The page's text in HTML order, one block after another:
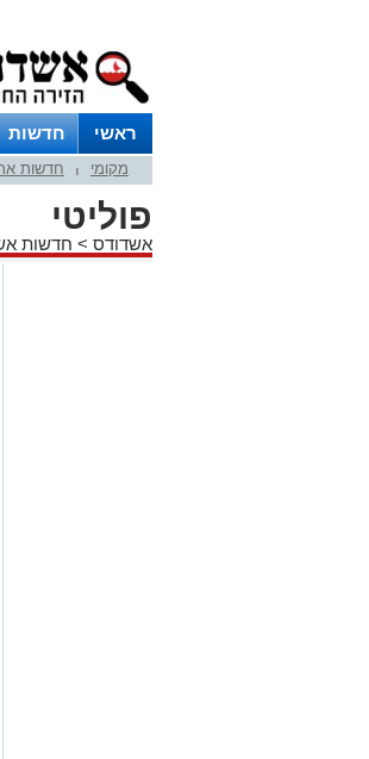
ראשי חדשות
מקומי חדשות
פוליטי
אשדודס > חדשות